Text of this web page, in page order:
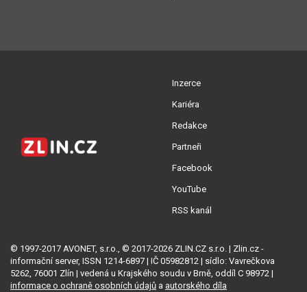
Inzerce
Kariéra
Redakce
Partneři
Facebook
YouTube
RSS kanál
© 1997-2017 AVONET, s.r.o., © 2017-2026 ZLIN.CZ s.r.o. | Zlin.cz -
informační server, ISSN 1214-6897 | IČ 05982812 | sídlo: Vavrečkova
5262, 76001 Zlín | vedená u Krajského soudu v Brně, oddíl C 98972 |
informace o ochraně osobních údajů a autorského díla